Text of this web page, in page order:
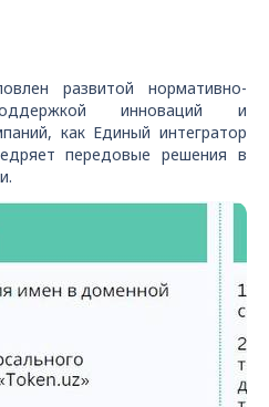
развитой нормативно-
инноваций и
как Единый интегратор
передовые решения в